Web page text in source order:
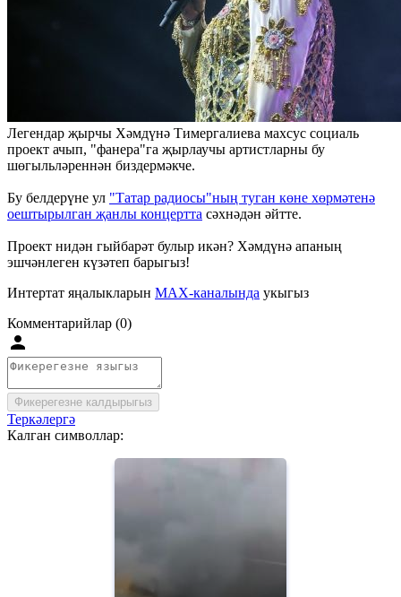
Легендар җырчы Хәмдүнә Тимергалиева махсус социаль
проект ачып, "фанера"га җырлаучы артистларны бу
шөгыльләреннән биздермәкче.
Бу белдерүне ул "Татар радиосы"ның туган көне хөрмәтенә
оештырылган җанлы концертта сәхнәдән әйтте.
Проект нидән гыйбарәт булыр икән? Хәмдүнә апаның
эшчәнлеген күзәтеп барыгыз!
Интертат яңалыкларын MAX-каналында укыгыз
Комментарийлар (0)
Фикерегезне калдырыгыз
Теркәлергә
Калган символлар: